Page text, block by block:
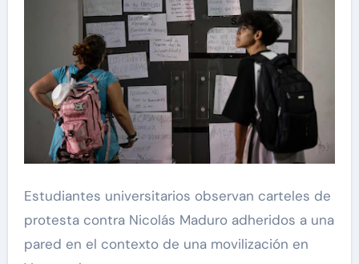
Estudiantes universitarios observan carteles de
protesta contra Nicolás Maduro adheridos a una
pared en el contexto de una movilización en